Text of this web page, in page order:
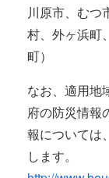
川原市、むつ
村、外ヶ浜町
町）
なお、適用地
府の防災情報
報については
します。